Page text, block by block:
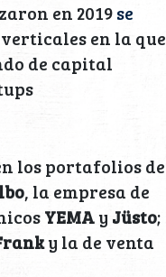
en 2019se
en la que
de capital
los portafolios de
, la empresa de
YEMAy Jüsto;
y la de venta